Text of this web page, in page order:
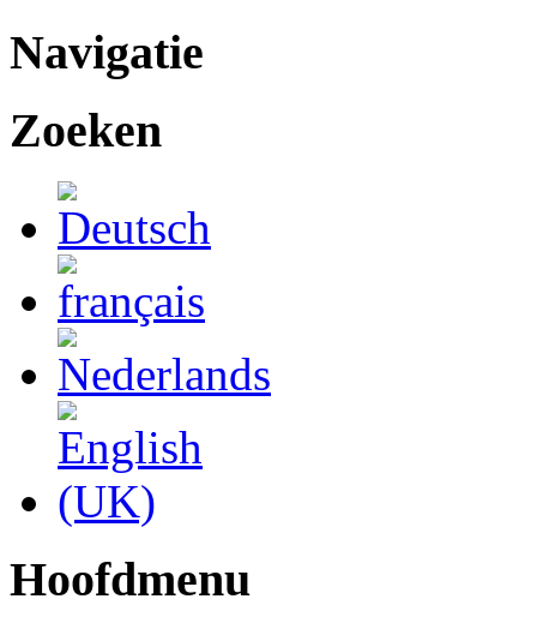
Navigatie
Zoeken
Hoofdmenu